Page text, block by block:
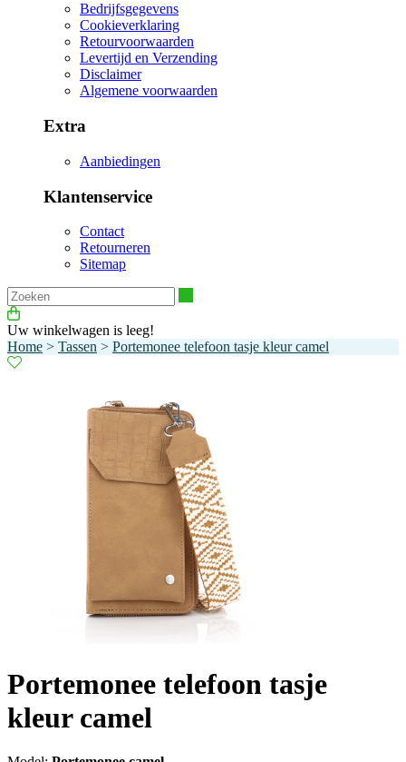
Bedrijfsgegevens
Cookieverklaring
Retourvoorwaarden
Levertijd en Verzending
Disclaimer
Algemene voorwaarden
Extra
Aanbiedingen
Klantenservice
Contact
Retourneren
Sitemap
Uw winkelwagen is leeg!
Home > Tassen > Portemonee telefoon tasje kleur camel
Portemonee telefoon tasje
kleur camel